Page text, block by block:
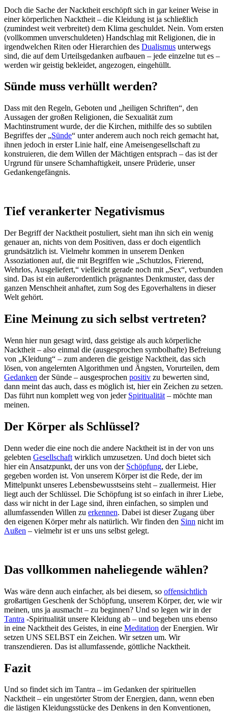
Doch die Sache der Nacktheit erschöpft sich in gar keiner Weise in
einer körperlichen Nacktheit – die Kleidung ist ja schließlich
(zumindest weit verbreitet) dem Klima geschuldet. Nein. Vom ersten
(vollkommen unverschuldeten) Handschlag mit Religionen, die in
irgendwelchen Riten oder Hierarchien des Dualismus unterwegs
sind, die auf dem Urteilsgedanken aufbauen – jede einzelne tut es –
werden wir geistig bekleidet, angezogen, eingehüllt.
Sünde muss verhüllt werden?
Dass mit den Regeln, Geboten und „heiligen Schriften“, den
Aussagen der großen Religionen, die Sexualität zum
Machtinstrument wurde, der die Kirchen, mithilfe des so subtilen
Begriffes der „Sünde“ unter anderem auch noch reich gemacht hat,
ihnen jedoch in erster Linie half, eine Ameisengesellschaft zu
konstruieren, die dem Willen der Mächtigen entsprach – das ist der
Urgrund für unsere Schamhaftigkeit, unsere Prüderie, unser
Gedankengefängnis.
Tief verankerter Negativismus
Der Begriff der Nacktheit postuliert, sieht man ihn sich ein wenig
genauer an, nichts von dem Positiven, dass er doch eigentlich
grundsätzlich ist. Vielmehr kommen in unserem Denken
Assoziationen auf, die mit Begriffen wie „Schutzlos, Frierend,
Wehrlos, Ausgeliefert,“ vielleicht gerade noch mit „Sex“, verbunden
sind. Das ist ein außerordentlich prägnantes Denkmuster, dass der
ganzen Menschheit anhaftet, zum Sog des Egoverhaltens in dieser
Welt gehört.
Eine Meinung zu sich selbst vertreten?
Wenn hier nun gesagt wird, dass geistige als auch körperliche
Nacktheit – also einmal die (ausgesprochen symbolhafte) Befreiung
von „Kleidung“ – zum anderen die geistige Nacktheit, das sich
lösen, von angelernten Algorithmen und Ängsten, Vorurteilen, dem
Gedanken der Sünde – ausgesprochen positiv zu bewerten sind,
dann meint das auch, dass es möglich ist, hier ein Zeichen zu setzen.
Das führt nun komplett weg von jeder Spiritualität – möchte man
meinen.
Der Körper als Schlüssel?
Denn weder die eine noch die andere Nacktheit ist in der von uns
gelebten Gesellschaft wirklich umzusetzen. Und doch bietet sich
hier ein Ansatzpunkt, der uns von der Schöpfung, der Liebe,
gegeben worden ist. Von unserem Körper ist die Rede, der im
Mittelpunkt unseres Lebensbewusstseins steht – zuallermeist. Hier
liegt auch der Schlüssel. Die Schöpfung ist so einfach in ihrer Liebe,
dass wir nicht in der Lage sind, ihren einfachen, so simplen und
allumfassenden Willen zu erkennen. Dabei ist dieser Zugang über
den eigenen Körper mehr als natürlich. Wir finden den Sinn nicht im
Außen – vielmehr ist er uns uns selbst gelegt.
Das vollkommen naheliegende wählen?
Was wäre denn auch einfacher, als bei diesem, so offensichtlich
großartigen Geschenk der Schöpfung, unserem Körper, der, wie wir
meinen, uns ja ausmacht – zu beginnen? Und so legen wir in der
Tantra -Spiritualität unsere Kleidung ab – und begeben uns ebenso
in eine Nacktheit des Geistes, in eine Meditation der Energien. Wir
setzen UNS SELBST ein Zeichen. Wir setzen um. Wir
transzendieren. Das ist allumfassende, göttliche Nacktheit.
Fazit
Und so findet sich im Tantra – im Gedanken der spirituellen
Nacktheit – ein ungestörter Strom der Energien, dann, wenn eben
die lästigen Kleidungsstücke des Denkens in den Konventionen,